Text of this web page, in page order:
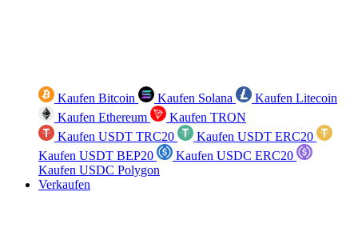
Kaufen Bitcoin Kaufen Solana
Kaufen Litecoin
Kaufen Ethereum
Kaufen TRON
Kaufen USDT TRC20
Kaufen USDT ERC20
Kaufen USDT BEP20
Kaufen USDC ERC20
Kaufen USDC Polygon
Verkaufen